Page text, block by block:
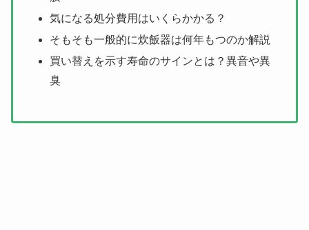
気になる処分費用はいくらかかる？
そもそも一般的に炊飯器は何年もつのか解説
買い替えを示す寿命のサインとは？異音や異
臭